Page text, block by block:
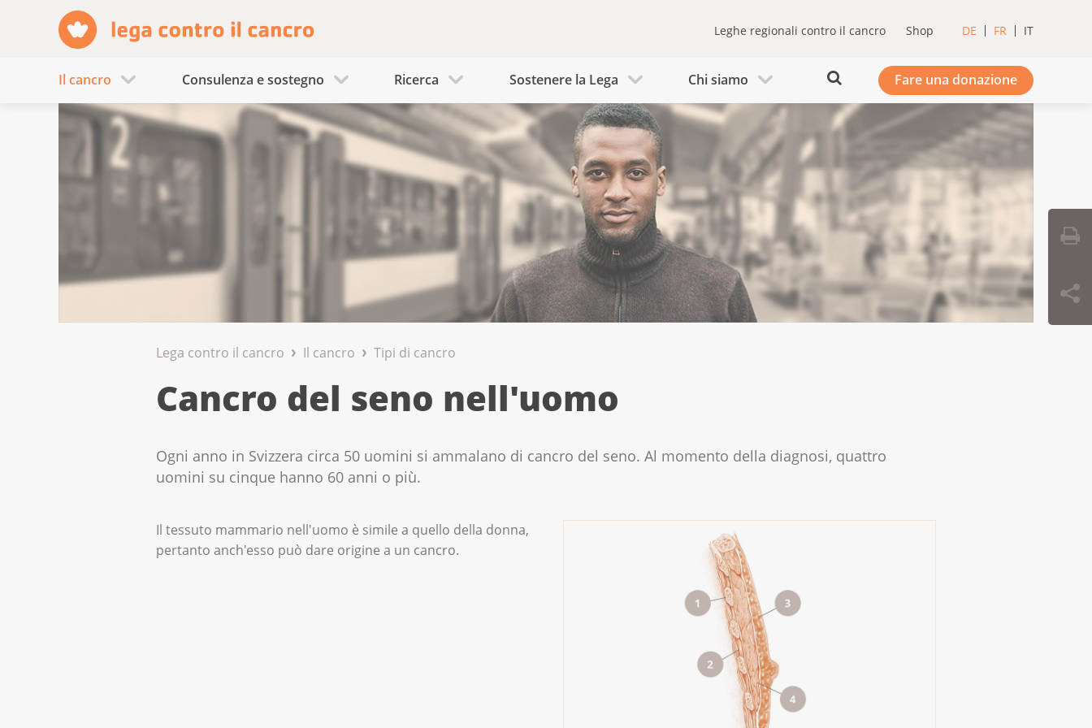
Leghe regionali contro il cancro Shop DE FR IT
Il cancro Consulenza e sostegno Ricerca Sostenere la Lega Chi siamo Fare una donazione
Lega contro il cancro Il cancro Tipi di cancro
Cancro del seno nell'uomo
Ogni anno in Svizzera circa 50 uomini si ammalano di cancro del seno. Al momento della diagnosi, quattro
uomini su cinque hanno 60 anni o più.
Il tessuto mammario nell'uomo è simile a quello della donna,
pertanto anch'esso può dare origine a un cancro.